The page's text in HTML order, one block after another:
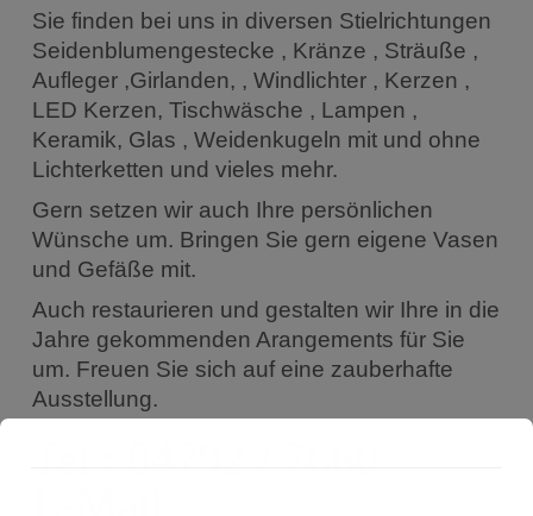
Sie finden bei uns in diversen Stielrichtungen
Seidenblumengestecke , Kränze , Sträuße ,
Aufleger ,Girlanden, , Windlichter , Kerzen ,
LED Kerzen, Tischwäsche , Lampen ,
Keramik, Glas , Weidenkugeln mit und ohne
Lichterketten und vieles mehr.
Gern setzen wir auch Ihre persönlichen
Wünsche um. Bringen Sie gern eigene Vasen
und Gefäße mit.
Auch restaurieren und gestalten wir Ihre in die
Jahre gekommenden Arangements für Sie
um. Freuen Sie sich auf eine zauberhafte
Ausstellung.